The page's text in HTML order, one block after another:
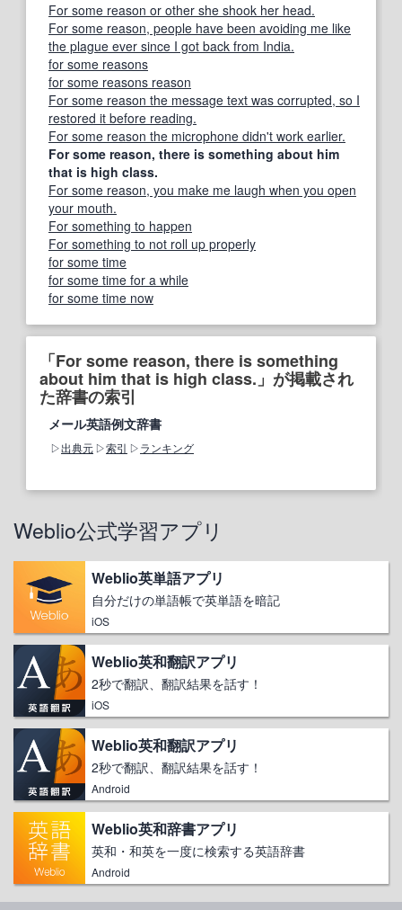
For some reason or other she shook her head.
For some reason, people have been avoiding me like
the plague ever since I got back from India.
for some reasons
for some reasons reason
For some reason the message text was corrupted, so I
restored it before reading.
For some reason the microphone didn't work earlier.
For some reason, there is something about him
that is high class.
For some reason, you make me laugh when you open
your mouth.
For something to happen
For something to not roll up properly
for some time
for some time for a while
for some time now
「For some reason, there is something
about him that is high class.」が掲載され
た辞書の索引
メール英語例文辞書
出典元 索引 ランキング
Weblio公式学習アプリ
Weblio英単語アプリ
自分だけの単語帳で英単語を暗記
iOS
Weblio英和翻訳アプリ
2秒で翻訳、翻訳結果を話す！
iOS
Weblio英和翻訳アプリ
2秒で翻訳、翻訳結果を話す！
Android
Weblio英和辞書アプリ
英和・和英を一度に検索する英語辞書
Android